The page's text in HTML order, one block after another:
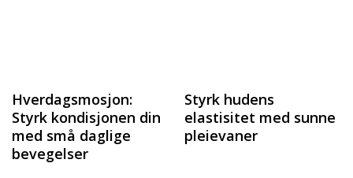
Hverdagsmosjon:
Styrk kondisjonen din
med små daglige
bevegelser
Styrk hudens
elastisitet med sunne
pleievaner